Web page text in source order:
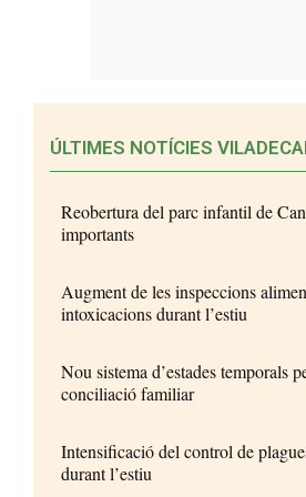
ÚLTIMES NOTÍCIES
Reobertura del parc infantil de
importants
Augment de les inspeccions
intoxicacions durant l’estiu
Nou sistema d’estades temporals
conciliació familiar
Intensificació del control de
durant l’estiu